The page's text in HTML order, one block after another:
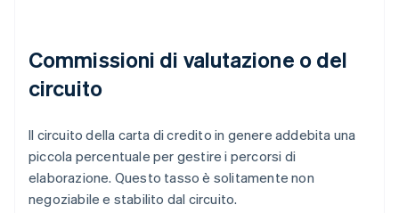
Commissioni di valutazione o del
circuito
Il circuito della carta di credito in genere addebita una
piccola percentuale per gestire i percorsi di
elaborazione. Questo tasso è solitamente non
negoziabile e stabilito dal circuito.